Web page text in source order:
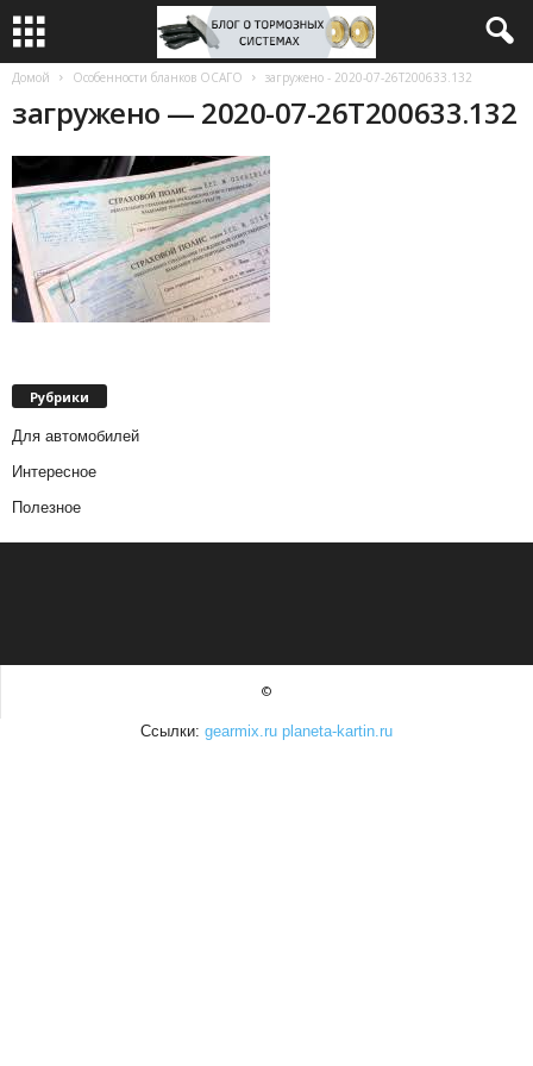
Домой Особенности бланков ОСАГО загружено - 2020-07-26T200633.132
загружено — 2020-07-26T200633.132
Рубрики
Для автомобилей
Интересное
Полезное
©
Ссылки: gearmix.ru planeta-kartin.ru